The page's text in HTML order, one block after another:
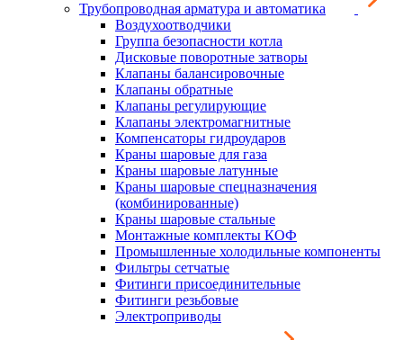
Трубопроводная арматура и автоматика
Воздухоотводчики
Группа безопасности котла
Дисковые поворотные затворы
Клапаны балансировочные
Клапаны обратные
Клапаны регулирующие
Клапаны электромагнитные
Компенсаторы гидроударов
Краны шаровые для газа
Краны шаровые латунные
Краны шаровые спецназначения
(комбинированные)
Краны шаровые стальные
Монтажные комплекты КОФ
Промышленные холодильные компоненты
Фильтры сетчатые
Фитинги присоединительные
Фитинги резьбовые
Электроприводы